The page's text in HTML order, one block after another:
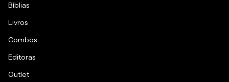
Bíblias
Livros
Combos
Editoras
Outlet